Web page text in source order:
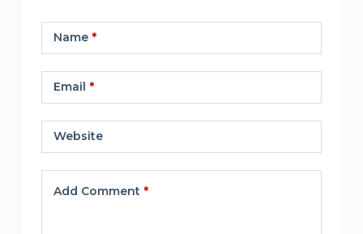
Name*
Email *
Website
Add Comment *